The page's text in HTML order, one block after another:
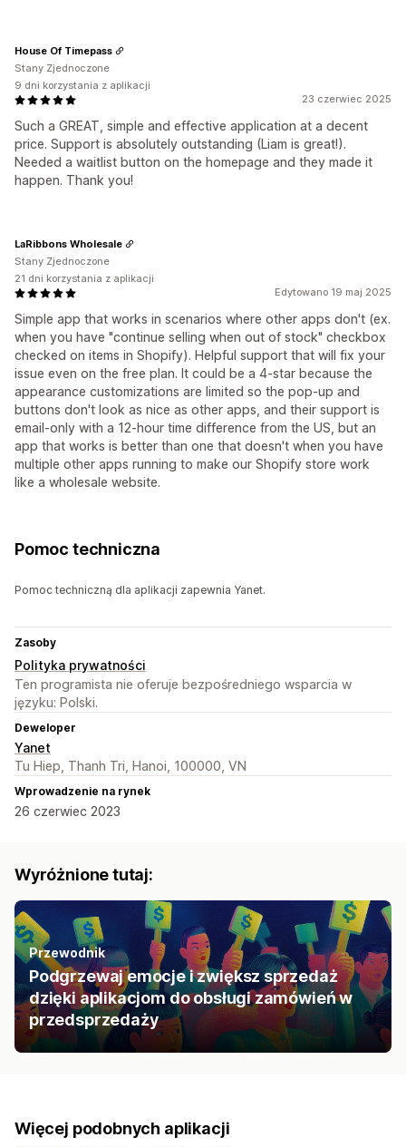
23 czerwiec 2025
Such a GREAT, simple and effective application at a decent
price. Support is absolutely outstanding (Liam is great!).
Needed a waitlist button on the homepage and they made it
happen. Thank you!
House Of Timepass
Stany Zjednoczone
9 dni korzystania z aplikacji
Edytowano 19 maj 2025
Simple app that works in scenarios where other apps don't (ex.
when you have "continue selling when out of stock" checkbox
checked on items in Shopify). Helpful support that will fix your
issue even on the free plan. It could be a 4-star because the
appearance customizations are limited so the pop-up and
buttons don't look as nice as other apps, and their support is
email-only with a 12-hour time difference from the US, but an
app that works is better than one that doesn't when you have
multiple other apps running to make our Shopify store work
like a wholesale website.
LaRibbons Wholesale
Stany Zjednoczone
21 dni korzystania z aplikacji
Pomoc techniczna
Pomoc techniczną dla aplikacji zapewnia Yanet.
Zasoby
Polityka prywatności
Ten programista nie oferuje bezpośredniego wsparcia w
języku: Polski.
Deweloper
Yanet
Tu Hiep, Thanh Tri, Hanoi, 100000, VN
Wprowadzenie na rynek
26 czerwiec 2023
Wyróżnione tutaj:
Przewodnik
Podgrzewaj emocje i zwiększ sprzedaż
dzięki aplikacjom do obsługi zamówień w
przedsprzedaży
Więcej podobnych aplikacji